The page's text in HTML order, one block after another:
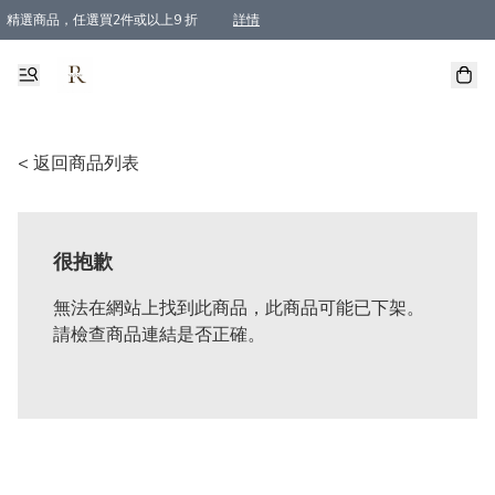
精選商品，任選買2件或以上9 折 詳情
< 返回商品列表
很抱歉
無法在網站上找到此商品，此商品可能已下架。
請檢查商品連結是否正確。